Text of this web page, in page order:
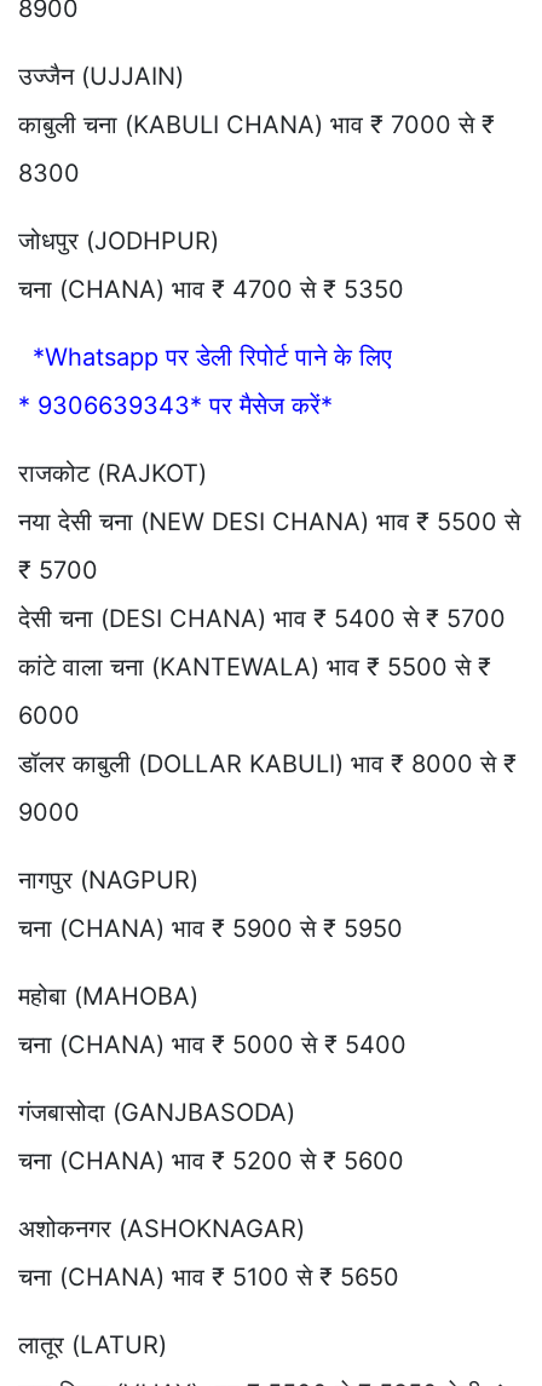
8900
उज्जैन (UJJAIN)
काबुली चना (KABULI CHANA) भाव ₹ 7000 से ₹
8300
जोधपुर (JODHPUR)
चना (CHANA) भाव ₹ 4700 से ₹ 5350
*Whatsapp पर डेली रिपोर्ट पाने के लिए
* 9306639343* पर मैसेज करें*
राजकोट (RAJKOT)
नया देसी चना (NEW DESI CHANA) भाव ₹ 5500 से
₹ 5700
देसी चना (DESI CHANA) भाव ₹ 5400 से ₹ 5700
कांटे वाला चना (KANTEWALA) भाव ₹ 5500 से ₹
6000
डॉलर काबुली (DOLLAR KABULI) भाव ₹ 8000 से ₹
9000
नागपुर (NAGPUR)
चना (CHANA) भाव ₹ 5900 से ₹ 5950
महोबा (MAHOBA)
चना (CHANA) भाव ₹ 5000 से ₹ 5400
गंजबासोदा (GANJBASODA)
चना (CHANA) भाव ₹ 5200 से ₹ 5600
अशोकनगर (ASHOKNAGAR)
चना (CHANA) भाव ₹ 5100 से ₹ 5650
लातूर (LATUR)